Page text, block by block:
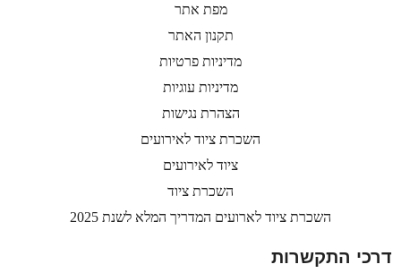
מפת אתר
תקנון האתר
מדיניות פרטיות
מדיניות עוגיות
הצהרת נגישות
השכרת ציוד לאירועים
ציוד לאירועים
השכרת ציוד
השכרת ציוד לארועים המדריך המלא לשנת 2025
דרכי התקשרות